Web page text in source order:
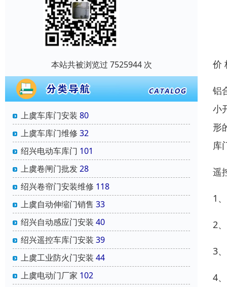
本站共被浏览过 7525944 次
上虞车库门安装 80
上虞车库门维修 32
绍兴电动车库门 101
上虞卷闸门批发28
绍兴卷帘门安装维修 118
上虞自动伸缩门销售 33
绍兴自动感应门安装 40
绍兴遥控车库门安装 39
上虞工业防火门安装 44
上虞电动门厂家 102
价
铝
小
形
库
遥
1
2
3
4